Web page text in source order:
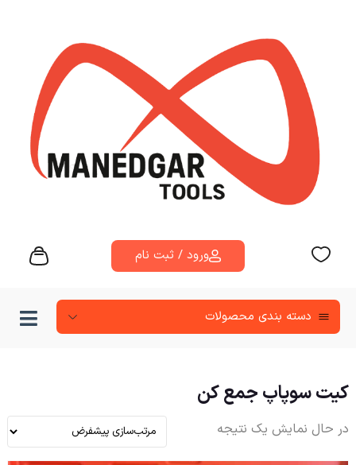
ورود / ثبت نام
دسته‌ بندی محصولات
کیت سوپاپ جمع کن
در حال نمایش یک نتیجه